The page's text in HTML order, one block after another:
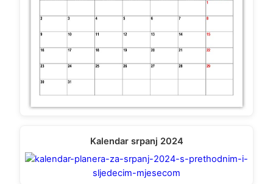
Kalendar srpanj 2024